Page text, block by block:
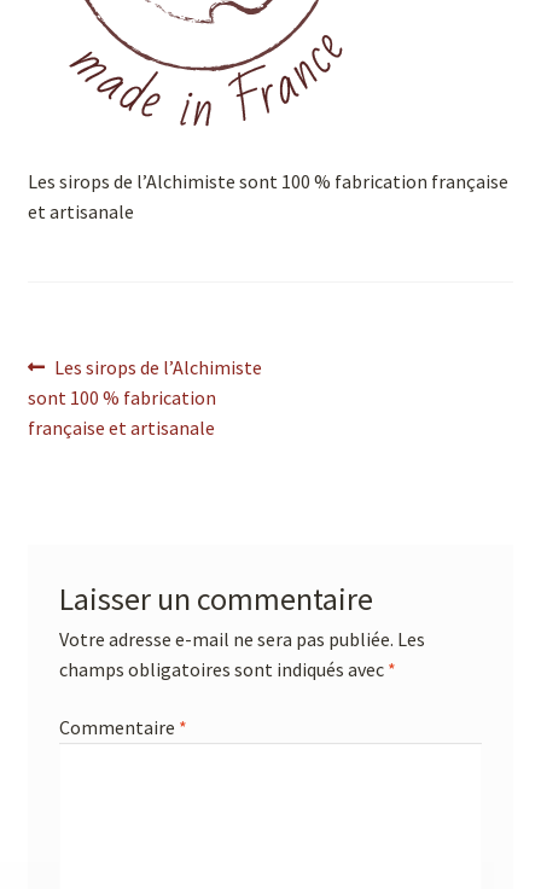
Les sirops de l’Alchimiste sont 100 % fabrication française
et artisanale
Les sirops de l’Alchimiste
sont 100 % fabrication
française et artisanale
Laisser un commentaire
Votre adresse e-mail ne sera pas publiée. Les
champs obligatoires sont indiqués avec *
Commentaire *